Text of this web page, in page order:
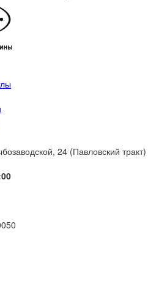
24 (Павловский тракт)